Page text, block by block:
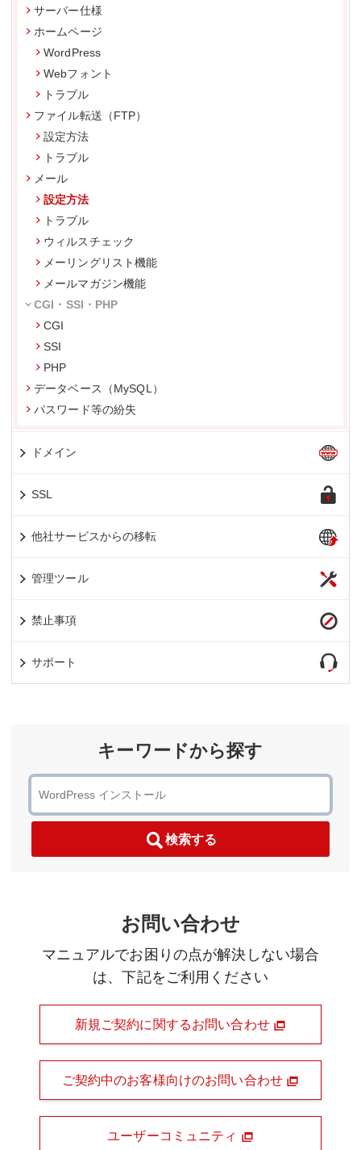
サーバー仕様
ホームページ
WordPress
Webフォント
トラブル
ファイル転送（FTP）
設定方法
トラブル
メール
設定方法
トラブル
ウィルスチェック
メーリングリスト機能
メールマガジン機能
CGI・SSI・PHP
CGI
SSI
PHP
データベース（MySQL）
パスワード等の紛失
ドメイン
SSL
他社サービスからの移転
管理ツール
禁止事項
サポート
キーワードから探す
検索する
お問い合わせ
マニュアルでお困りの点が解決しない場合
は、下記をご利用ください
新規ご契約に関するお問い合わせ
ご契約中のお客様向けのお問い合わせ
ユーザーコミュニティ